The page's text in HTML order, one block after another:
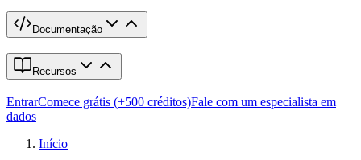
Documentação
Recursos
EntrarComece grátis (+500 créditos)Fale com um especialista em
dados
Início